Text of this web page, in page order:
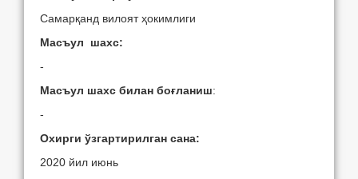
Самарқанд вилоят ҳокимлиги
Масъул шахс:
-
Масъул шахс билан боғланиш:
-
Охирги ўзгартирилган сана:
2020 йил июнь